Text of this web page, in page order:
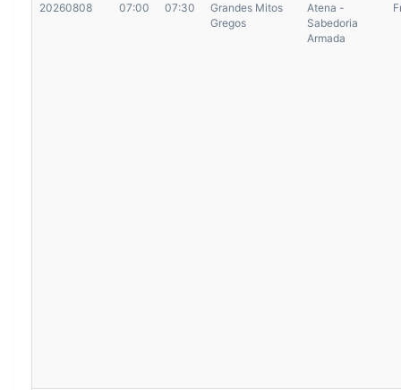
20260808 07:00 07:30
Grandes Mitos
Gregos
Atena -
Sabedoria
Armada